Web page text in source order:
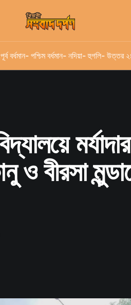
বর্ধমান- পশ্চিম বর্ধমান- নদিয়া- হুগলি- উত্তর
ও বীরসা